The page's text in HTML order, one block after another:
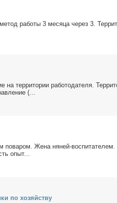
ра­бо­ты 3 ме­ся­ца через 3.
на тер­ри­то­рии ра­бо­то­да­те­ля.
(...
по­ва­ром. Же­на ня­ней-вос­пи­та­те­лем.
опыт...
по хо­зяй­ству